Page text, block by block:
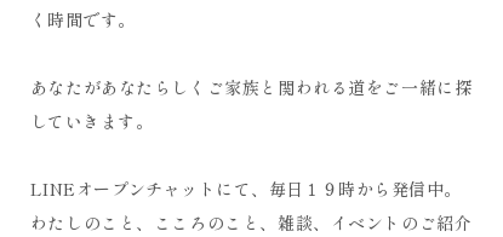
く時間です。
あなたがあなたらしくご家族と関われる道をご一緒に探
していきます。
LINEオープンチャットにて、毎日１９時から発信中。
わたしのこと、こころのこと、雑談、イベントのご紹介